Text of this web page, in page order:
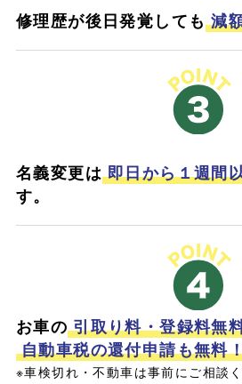
修理歴が後日発覚しても 減
名義変更は 即日から１週間
す。
お車の 引取り料・登録料無
自動車税の還付申請も無料
※車検切れ・不動車は事前にご相談く